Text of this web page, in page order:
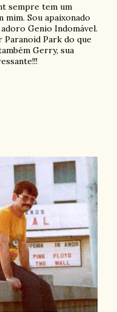
sempre tem um
mim. Sou apaixonado
Genio Indomável.
Park do que
Gerry, sua